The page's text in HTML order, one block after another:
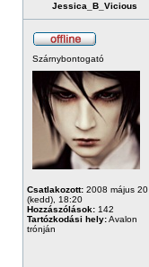
Jessica_B_Vicious
Szárnybontogató
Csatlakozott: 2008 május 20
(kedd), 18:20
Hozzászólások: 142
Tartózkodási hely:Avalon
trónján